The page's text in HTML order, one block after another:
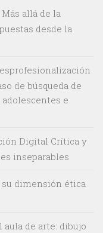
allá de la
desde la
de búsqueda de
e
Digital Crítica y
inseparables
su dimensión ética
de arte: dibujo